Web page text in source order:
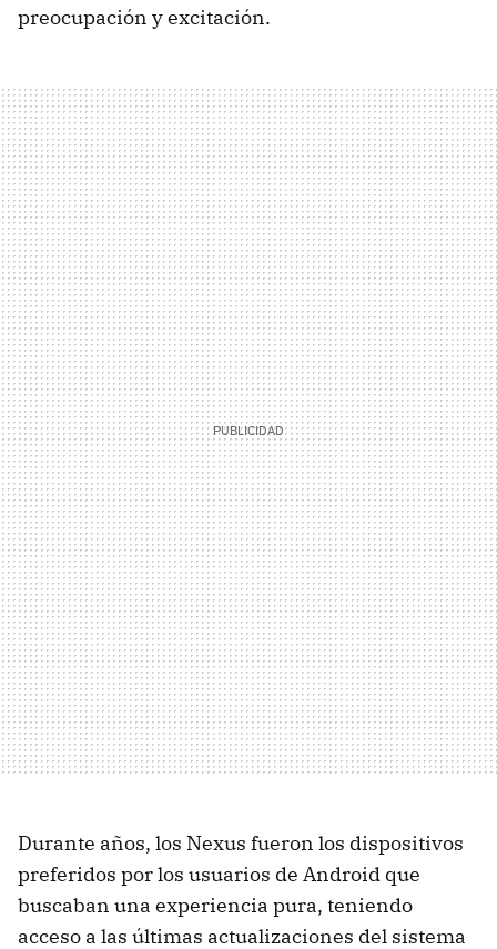
preocupación y excitación.
Durante años, los Nexus fueron los dispositivos
preferidos por los usuarios de Android que
buscaban una experiencia pura, teniendo
acceso a las últimas actualizaciones del sistema